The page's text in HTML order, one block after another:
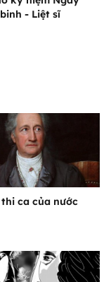
- Liệt sĩ
ca của nước